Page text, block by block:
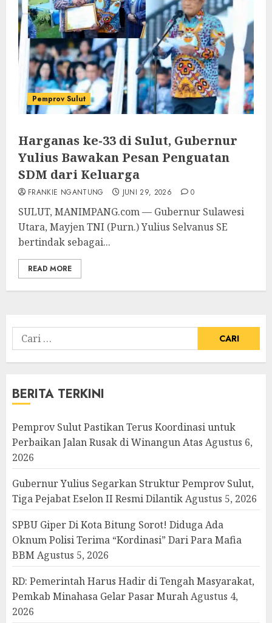
Pemprov Sulut
Harganas ke-33 di Sulut, Gubernur
Yulius Bawakan Pesan Penguatan
SDM dari Keluarga
FRANKIE NGANTUNG JUNI 29, 2026 0
SULUT, MANIMPANG.com — Gubernur Sulawesi
Utara, Mayjen TNI (Purn.) Yulius Selvanus SE
bertindak sebagai...
READ MORE
Cari
untuk:
BERITA TERKINI
Pemprov Sulut Pastikan Terus Koordinasi untuk
Perbaikan Jalan Rusak di Winangun Atas Agustus 6,
2026
Gubernur Yulius Segarkan Struktur Pemprov Sulut,
Tiga Pejabat Eselon II Resmi DilantikAgustus 5, 2026
SPBU Giper Di Kota Bitung Sorot! Diduga Ada
Oknum Polisi Terima “Kordinasi” Dari Para Mafia
BBM Agustus 5, 2026
RD: Pemerintah Harus Hadir di Tengah Masyarakat,
Pemkab Minahasa Gelar Pasar MurahAgustus 4,
2026